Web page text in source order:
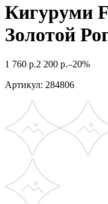
Кигуруми
Золотой
1 760 р.2 200 р.–20%
Артикул: 284806